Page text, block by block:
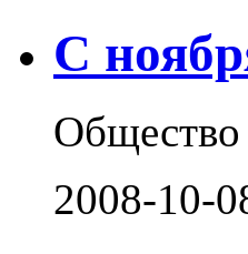
С
Общество
2008-10-